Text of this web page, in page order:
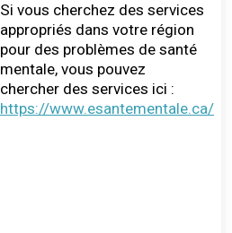
Si vous cherchez des services
appropriés dans votre région
pour des problèmes de santé
mentale, vous pouvez
chercher des services ici :
https://www.esantementale.ca/